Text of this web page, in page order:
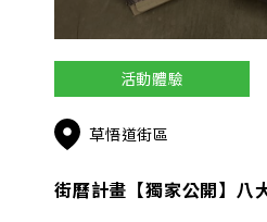
活動體驗
草悟道街區
街曆計畫【獨家公開】八